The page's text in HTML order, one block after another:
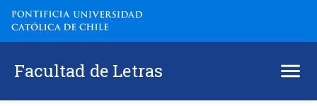
Facultad de Letras